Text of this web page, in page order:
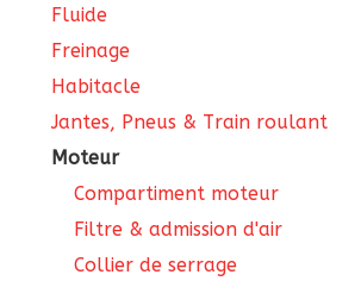
Fluide
Freinage
Habitacle
Jantes, Pneus & Train roulant
Moteur
Compartiment moteur
Filtre & admission d'air
Collier de serrage